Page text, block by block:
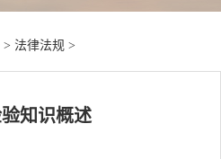
> 法律法规 >
知识概述